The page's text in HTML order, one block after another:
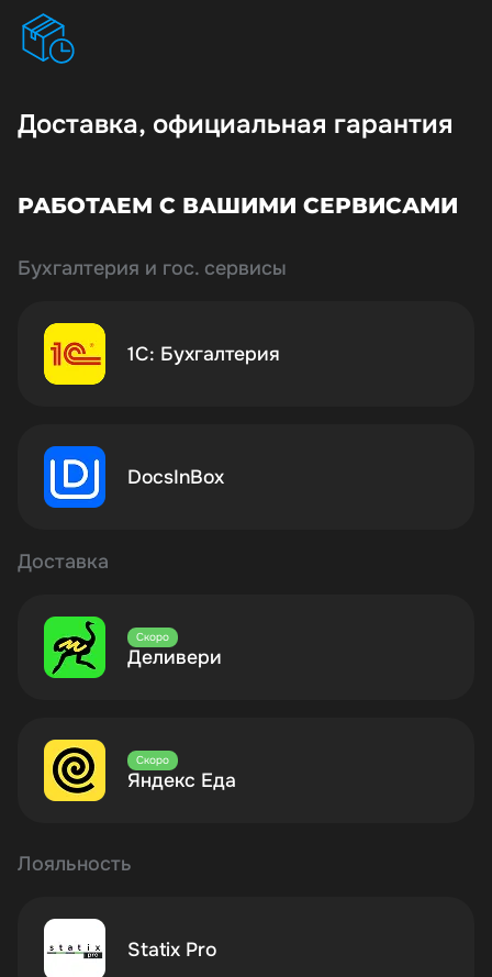
Доставка, официальная гарантия
РАБОТАЕМ С ВАШИМИ СЕРВИСАМИ
Бухгалтерия и гос. сервисы
1С: Бухгалтерия
DocsInBox
Доставка
Скоро
Деливери
Скоро
Яндекс Еда
Лояльность
Statix Pro